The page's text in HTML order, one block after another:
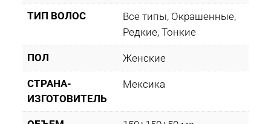
ТИП ВОЛОС
Все типы, Окрашенные,
Редкие, Тонкие
ПОЛ Женские
СТРАНА-
ИЗГОТОВИТЕЛЬ
Мексика